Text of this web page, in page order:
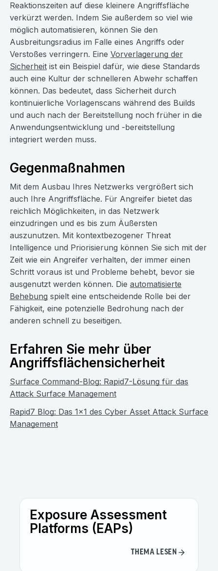
Reaktionszeiten auf diese kleinere Angriffsfläche
verkürzt werden. Indem Sie außerdem so viel wie
möglich automatisieren, können Sie den
Ausbreitungsradius im Falle eines Angriffs oder
Verstoßes verringern. Eine Vorverlagerung der
Sicherheit ist ein Beispiel dafür, wie diese Standards
auch eine Kultur der schnelleren Abwehr schaffen
können. Das bedeutet, dass Sicherheit durch
kontinuierliche Vorlagenscans während des Builds
und auch nach der Bereitstellung noch früher in die
Anwendungsentwicklung und -bereitstellung
integriert werden muss.
Gegenmaßnahmen
Mit dem Ausbau Ihres Netzwerks vergrößert sich
auch Ihre Angriffsfläche. Für Angreifer bietet das
reichlich Möglichkeiten, in das Netzwerk
einzudringen und es bis zum Äußersten
auszunutzen. Mit kontextbezogener Threat
Intelligence und Priorisierung können Sie sich mit der
Zeit wie ein Angreifer verhalten, der immer einen
Schritt voraus ist und Probleme behebt, bevor sie
ausgenutzt werden können. Die automatisierte
Behebung spielt eine entscheidende Rolle bei der
Fähigkeit, eine potenzielle Bedrohung nach der
anderen schnell zu beseitigen.
Erfahren Sie mehr über
Angriffsflächensicherheit
Surface Command-Blog: Rapid7-Lösung für das
Attack Surface Management
Rapid7 Blog: Das 1x1 des Cyber Asset Attack Surface
Management
Exposure Assessment
Platforms (EAPs)
THEMA LESEN